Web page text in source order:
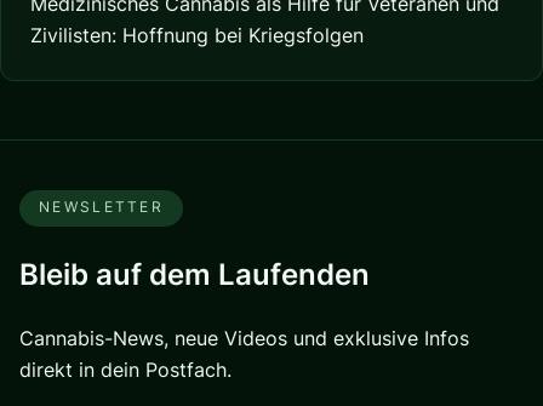
Zivilisten: Hoffnung bei Kriegsfolgen
NEWSLETTER
Bleib auf dem Laufenden
Cannabis-News, neue Videos und exklusive Infos
direkt in dein Postfach.